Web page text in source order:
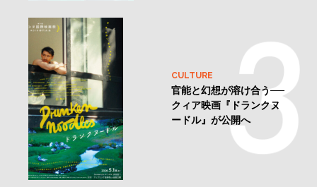
CULTURE
官能と幻想が溶け合う──
クィア映画『ドランクヌ
ードル』が公開へ